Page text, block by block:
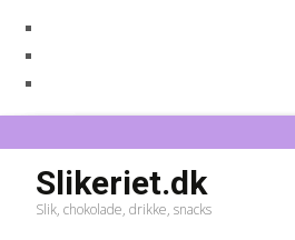
Slikeriet.dk
Slik, chokolade, drikke, snacks